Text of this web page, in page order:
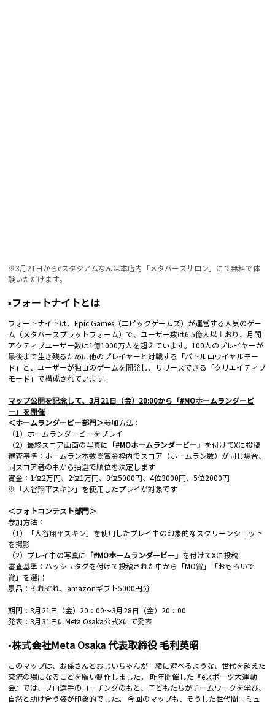
※3月21日からeスタジアムなんば本店内「メタバースサロン」にて無料で体
験いただけます。
▪️フォートナイトとは
フォートナイトは、Epic Games（エピックゲームズ）が運営する人気のゲー
ム（メタバースプラットフォーム）で、ユーザー数は6.5億人以上おり、月間
アクティブユーザー数は1億1000万人を超えています。100人のプレイヤーが
最後まで生き残るために他のプレイヤーと対戦する「バトルロワイヤルモー
ド」と、ユーザーが独自のゲームを開発し、リリースできる「クリエイティブ
モード」で構成されています。
マップ公開を記念して、3月21日（金）20:00から「#MOホームランダービ
ー」を開催
＜ホームランダービー部門＞参加方法：
（1）ホームランダービーをプレイ
（2）最終スコア画面の写真に
「#MOホームランダービー」 を付けてXに投稿
審査基準：ホームラン本数※賞金枠内でスコア（ホームラン数）が同じ場合、
同スコア者の中から抽選で順位を決定します
賞金：1位2万円、2位1万円、3位5000円、4位3000円、5位2000円
※「大谷翔平スキン」を使用したプレイが対象です
＜フォトコンテスト部門＞
参加方法：
（1）「大谷翔平スキン」を使用したプレイ中の印象的なスクリーンショット
を撮影
（2）プレイ中の写真に
「#MOホームランダービー」 を付けてXに投稿
審査基準：ハッシュタグを付けて投稿された中から「MO賞」「おもろいで
賞」を選出
景品：それぞれ、amazonギフト5000円分
期間：3月21日（金）20：00〜3月28日（金）20：00
発表：3月31日にMeta Osaka公式Xにて発表
▪️株式会社Meta Osaka 代表取締役 毛利英昭
このマップは、お孫さんとおじいちゃんが一緒に遊べるような、世代を超えた
交流の場になることを願い制作しました。
昨年開催した『eスポーツ大運動
会』では、プロ選手のコーチングのもと、子どもたちがチームワークを学び、
自然と助け合う姿が印象的でした。
今回のマップも、そうした世代間コミュ